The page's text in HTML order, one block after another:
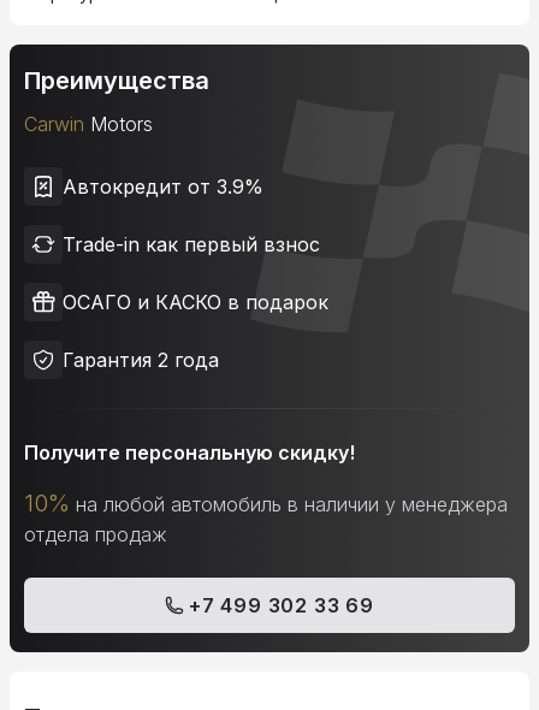
Преимущества
Carwin Motors
Автокредит от 3.9%
Trade-in как первый взнос
ОСАГО и КАСКО в подарок
Гарантия 2 года
Получите персональную скидку!
10% на любой автомобиль в наличии у менеджера
отдела продаж
+7 499 302 33 69